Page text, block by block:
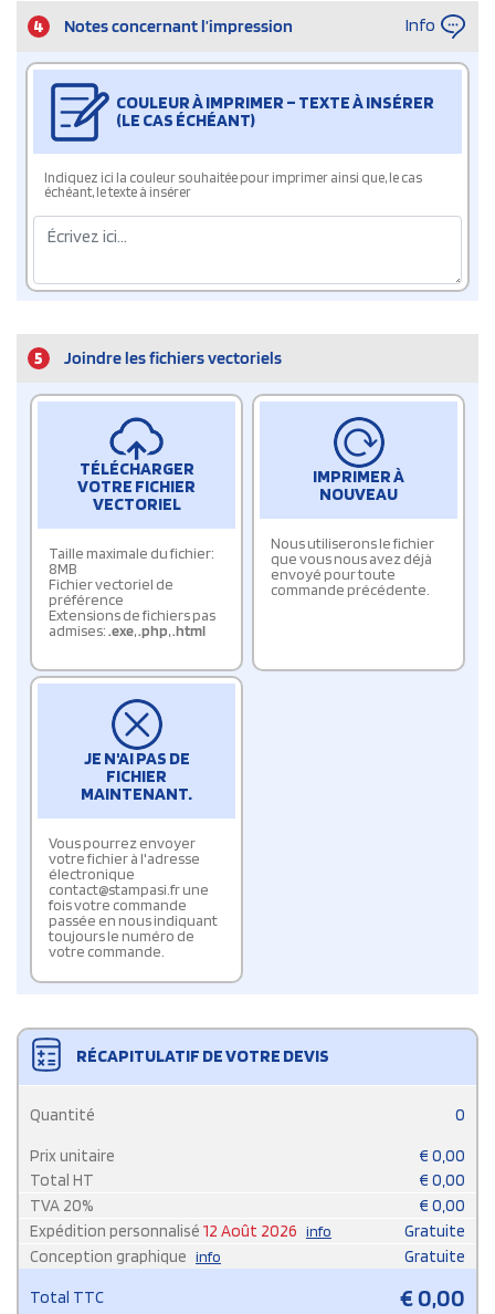
4 Notes concernant l’impression Info
COULEUR À IMPRIMER – TEXTE À INSÉRER
(LE CAS ÉCHÉANT)
Indiquez ici la couleur souhaitée pour imprimer ainsi que, le cas
échéant, le texte à insérer
5 Joindre les fichiers vectoriels
TÉLÉCHARGER
VOTRE FICHIER
VECTORIEL
Taille maximale du fichier:
8MB
Fichier vectoriel de
préférence
Extensions de fichiers pas
admises:.exe,.php,.html
IMPRIMER À
NOUVEAU
Nous utiliserons le fichier
que vous nous avez déjà
envoyé pour toute
commande précédente.
JE N'AI PAS DE
FICHIER
MAINTENANT.
Vous pourrez envoyer
votre fichier à l'adresse
électronique
contact@stampasi.fr une
fois votre commande
passée en nous indiquant
toujours le numéro de
votre commande.
RÉCAPITULATIF DE VOTRE DEVIS
Quantité 0
Prix unitaire € 0,00
Total HT
€ 0,00
TVA 20% € 0,00
Expédition personnalisé 12 Août 2026 info
Gratuite
Conception graphique info Gratuite
Total TTC €0,00